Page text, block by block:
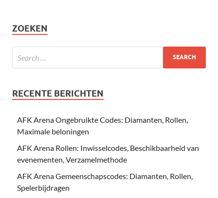
ZOEKEN
RECENTE BERICHTEN
AFK Arena Ongebruikte Codes: Diamanten, Rollen,
Maximale beloningen
AFK Arena Rollen: Inwisselcodes, Beschikbaarheid van
evenementen, Verzamelmethode
AFK Arena Gemeenschapscodes: Diamanten, Rollen,
Spelerbijdragen